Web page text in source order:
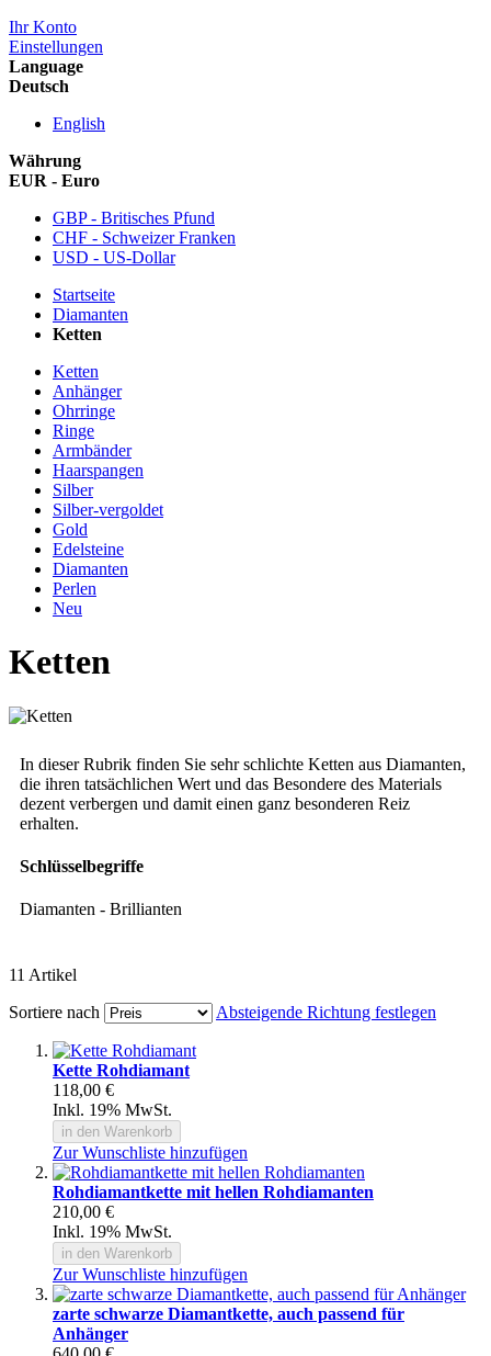
Ihr Konto
Einstellungen
Language
Deutsch
English
Währung
EUR - Euro
GBP - Britisches Pfund
CHF - Schweizer Franken
USD - US-Dollar
Startseite
Diamanten
Ketten
Ketten
Anhänger
Ohrringe
Ringe
Armbänder
Haarspangen
Silber
Silber-vergoldet
Gold
Edelsteine
Diamanten
Perlen
Neu
Ketten
In dieser Rubrik finden Sie sehr schlichte Ketten aus Diamanten,
die ihren tatsächlichen Wert und das Besondere des Materials
dezent verbergen und damit einen ganz besonderen Reiz
erhalten.
Schlüsselbegriffe
Diamanten - Brillianten
11 Artikel
Sortiere nach
Absteigende Richtung festlegen
Kette Rohdiamant
118,00 €
Inkl. 19% MwSt.
in den Warenkorb
Zur Wunschliste hinzufügen
Rohdiamantkette mit hellen Rohdiamanten
210,00 €
Inkl. 19% MwSt.
in den Warenkorb
Zur Wunschliste hinzufügen
zarte schwarze Diamantkette, auch passend für
Anhänger